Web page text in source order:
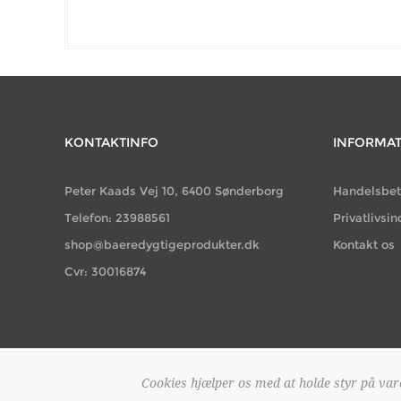
KONTAKTINFO
Peter Kaads Vej 10, 6400 Sønderborg
Telefon: 23988561
shop@baeredygtigeprodukter.dk
Cvr: 30016874
Kontakt os
Copyright © 2026
Cookies hjælper os med at holde styr på